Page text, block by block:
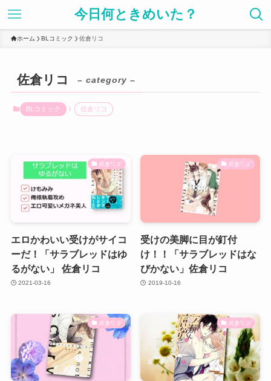
今日何ときめいた？
ホーム BLコミック 佐倉リコ
佐倉リコ – category –
BLコミック 佐倉リコ
佐倉リコ
エロかわいい受けがサイコ
ーだ！「サラブレッドはゆ
るがない」 佐倉リコ
2021-03-16
佐倉リコ
受けの美脚に目が釘付
け！！「サラブレッドはな
びかない」佐倉リコ
2019-10-16
佐倉リコ 佐倉リコ